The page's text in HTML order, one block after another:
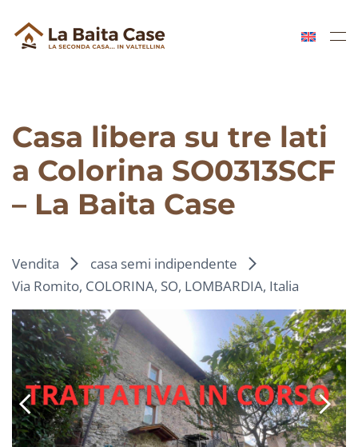
Skip to main content
Casa libera su tre lati
a Colorina SO0313SCF
– La Baita Case
Vendita
casa semi indipendente
Via Romito, COLORINA, SO, LOMBARDIA, Italia